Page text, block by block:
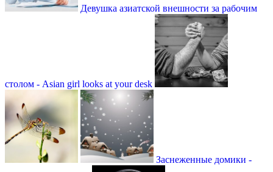
Девушка азиатской внешности за рабочим
столом - Asian girl looks at your desk
Заснеженные домики -